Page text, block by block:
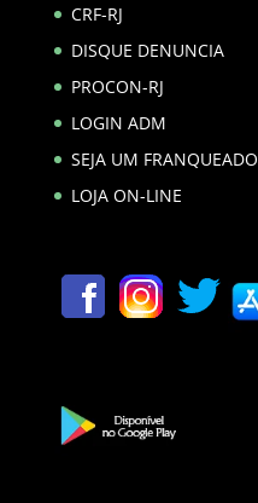
CRF-RJ
DISQUE DENUNCIA
PROCON-RJ
LOGIN ADM
SEJA UM FRANQUEADO
LOJA ON-LINE